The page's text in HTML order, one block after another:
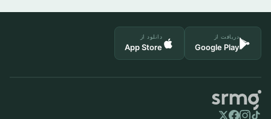
دریافت از
Google Play
دانلود از
App Store